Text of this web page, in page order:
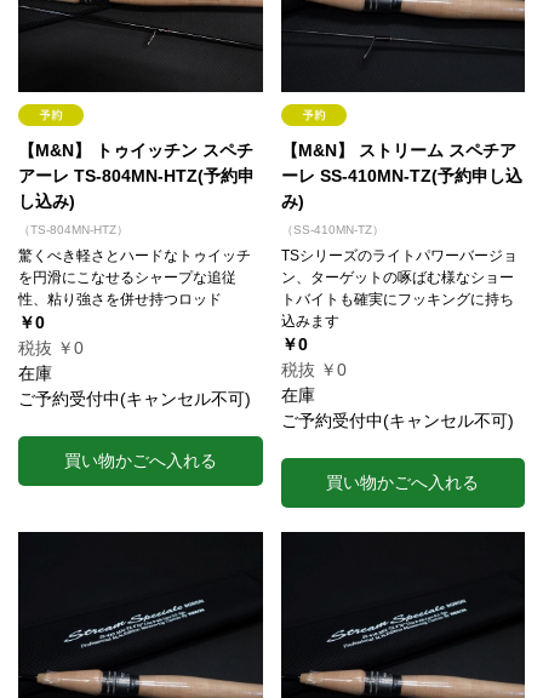
【M&N】 トゥイッチン スペチ
アーレ TS-804MN-HTZ(予約申
し込み)
（TS-804MN-HTZ）
驚くべき軽さとハードなトゥイッチ
を円滑にこなせるシャープな追従
性、粘り強さを併せ持つロッド
￥0
税抜 ￥0
在庫
ご予約受付中(キャンセル不可)
買い物かごへ入れる
【M&N】 ストリーム スペチア
ーレ SS-410MN-TZ(予約申し込
み)
（SS-410MN-TZ）
TSシリーズのライトパワーバージョ
ン、ターゲットの啄ばむ様なショー
トバイトも確実にフッキングに持ち
込みます
￥0
税抜 ￥0
在庫
ご予約受付中(キャンセル不可)
買い物かごへ入れる